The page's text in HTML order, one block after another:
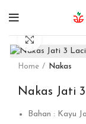
Home Nakas
Nakas Jati
Bahan : Kayu